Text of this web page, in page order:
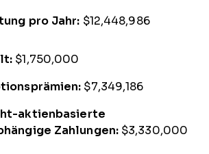
pro Jahr: $12,448,986
$1,750,000
$7,349,186
aktienbasierte
Zahlungen: $3,330,000